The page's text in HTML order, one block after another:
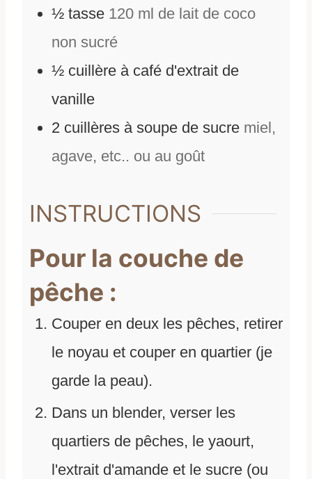
½ tasse 120 ml de lait de coco
non sucré
½ cuillère à café d'extrait de
vanille
2 cuillères à soupe de sucre miel,
agave, etc.. ou au goût
INSTRUCTIONS
Pour la couche de
pêche :
Couper en deux les pêches, retirer
le noyau et couper en quartier (je
garde la peau).
Dans un blender, verser les
quartiers de pêches, le yaourt,
l'extrait d'amande et le sucre (ou